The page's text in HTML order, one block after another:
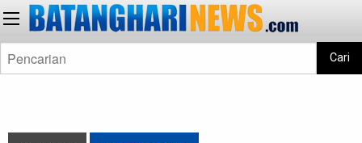
Cari